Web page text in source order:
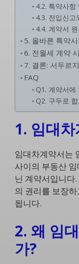
4.2. 특약사항
4.3. 전입신고
4.4. 계약서
5. 올바른 특약
6. 전월세 계약
7. 결론: 서두르
FAQ
Q1. 계약서에
Q2. 구두로
1. 임대
임대차계약서는
사이의 부동산
닌 계약서입니다
의 권리를 보장
됩니다.
2. 왜 임
가?